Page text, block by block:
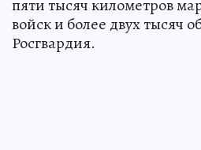
пяти тысяч километров
войск и более двух тысяч
Росгвардия.